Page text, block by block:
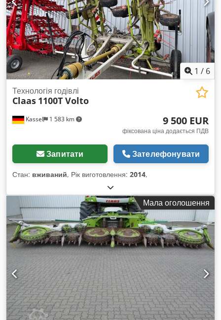
1 / 6
Kassel 1 583 km
Технологія годівлі
Claas 1100T Volto
9 500 EUR
фіксована ціна додається ПДВ
Запитати Зателефонувати
Стан: вживаний, Рік виготовлення: 2014,
Мала оголошення